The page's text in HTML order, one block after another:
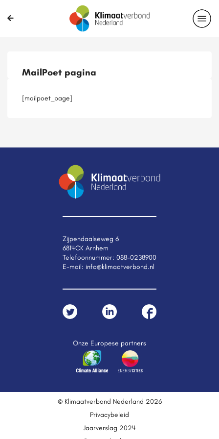
Casussen
MailPoet pagina
[mailpoet_page]
Zijpendaalseweg 6
6814CK Arnhem
Telefoonnummer: 088-0238900
E-mail: info@klimaatverbond.nl
Onze Europese partners
© Klimaatverbond Nederland 2026
Privacybeleid
Jaarverslag 2024